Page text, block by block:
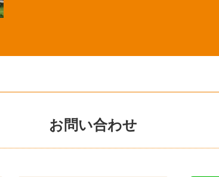
お問い合わせ